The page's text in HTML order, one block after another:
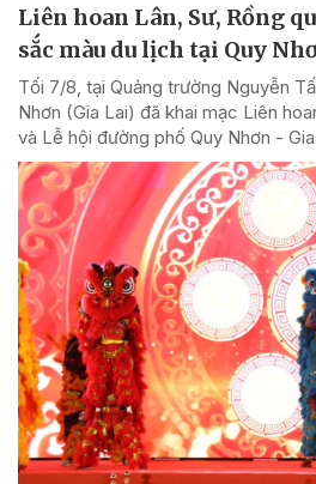
Liên hoan Lân, Sư, Rồng
sắc màu du lịch tại Quy
Tối 7/8, tại Quảng trường Nguyễn
Nhơn (Gia Lai) đã khai mạc Liên
và Lễ hội đường phố Quy Nhơn -